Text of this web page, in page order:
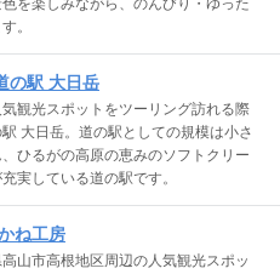
を楽しみながら、のんびり・ゆった
。
の駅 大日岳
観光スポットをツーリング訪れる際
大日岳。道の駅としての規模は小さ
ひるがの高原の恵みのソフトクリー
実している道の駅です。
ね工房
山市高根地区周辺の人気観光スポッ